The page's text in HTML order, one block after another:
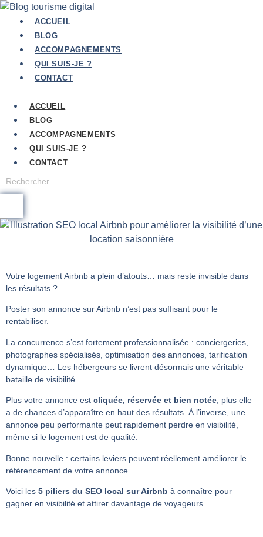
Aller
contenu
ACCUEIL
BLOG
ACCOMPAGNEMENTS
QUI SUIS-JE ?
CONTACT
ACCUEIL
BLOG
ACCOMPAGNEMENTS
QUI SUIS-JE ?
CONTACT
Votre logement Airbnb a plein d’atouts… mais reste invisible dans
les résultats ?
Poster son annonce sur Airbnb n’est pas suffisant pour le
rentabiliser.
La concurrence s’est fortement professionnalisée : conciergeries,
photographes spécialisés, optimisation des annonces, tarification
dynamique… Les hébergeurs se livrent désormais une véritable
bataille de visibilité.
Plus votre annonce est cliquée, réservée et bien notée , plus elle
a de chances d’apparaître en haut des résultats. À l’inverse, une
annonce peu performante peut rapidement perdre en visibilité,
même si le logement est de qualité.
Bonne nouvelle : certains leviers peuvent réellement améliorer le
référencement de votre annonce.
Voici les 5 piliers du SEO local sur Airbnb à connaître pour
gagner en visibilité et attirer davantage de voyageurs.